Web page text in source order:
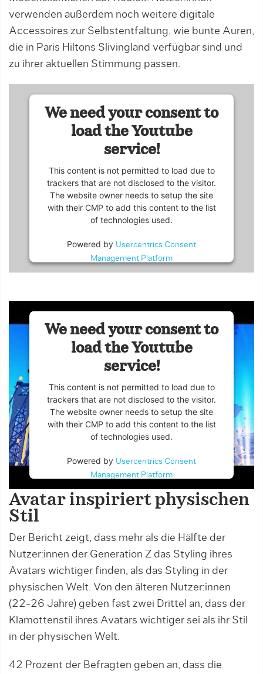
verwenden außerdem noch weitere digitale
Accessoires zur Selbstentfaltung, wie bunte Auren,
die in Paris Hiltons Slivingland verfügbar sind und
zu ihrer aktuellen Stimmung passen.
We need your consent to
load the Youtube
service!
This content is not permitted to load due to
trackers that are not disclosed to the visitor.
The website owner needs to setup the site
with their CMP to add this content to the list
of technologies used.
Powered by Usercentrics Consent
Management Platform
We need your consent to
load the Youtube
service!
This content is not permitted to load due to
trackers that are not disclosed to the visitor.
The website owner needs to setup the site
with their CMP to add this content to the list
of technologies used.
Powered by Usercentrics Consent
Management Platform
Avatar inspiriert physischen
Stil
Der Bericht zeigt, dass mehr als die Hälfte der
Nutzer:innen der Generation Z das Styling ihres
Avatars wichtiger finden, als das Styling in der
physischen Welt. Von den älteren Nutzer:innen
(22-26 Jahre) geben fast zwei Drittel an, dass der
Klamottenstil ihres Avatars wichtiger sei als ihr Stil
in der physischen Welt.
42 Prozent der Befragten geben an, dass die